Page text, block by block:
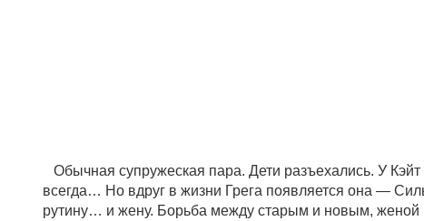
Обычная супружеская пара. Дети разъехались. У
всегда… Но вдруг в жизни Грега появляется она —
рутину… и жену. Борьба между старым и новым, женой